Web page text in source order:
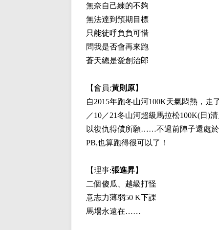
無奈自己練的不夠
無法達到預期目標
只能徒呼負負可惜
問我是否會再來跑
蒼天總是愛創治郎
【會員:黃則原】
自2015年跑冬山河100K天氣悶熱，走
／10／21冬山河超級馬拉松100K(日
以復仇得償所願……不過前陣子還處
PB,也算跑得很可以了！
【理事:張進昇】
二個傻瓜、越級打怪
意志力薄弱50 K下課
馬場永遠在……